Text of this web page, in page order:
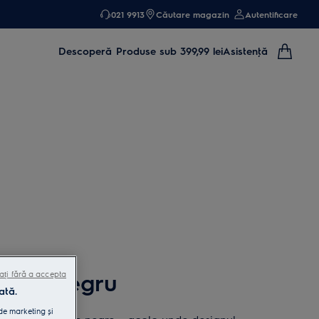
021 9913 Căutare magazin Autentificare
Descoperă Produse sub 399,99 leiAsistenţă
negru
marketing și
fără a accepta